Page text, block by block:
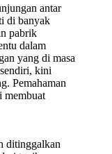
antar
di banyak
pabrik
dalam
yang di masa
kini
Pemahaman
membuat
ditinggalkan